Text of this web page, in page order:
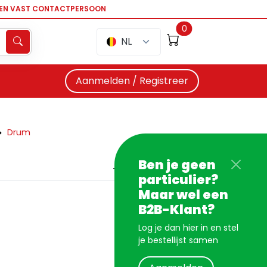
VAST CONTACTPERSOON
NL
0
Aanmelden / Registreer
Ben je geen
particulier?
Maar wel een
B2B-Klant?
Log je dan hier in en stel
je bestellijst samen
Drum